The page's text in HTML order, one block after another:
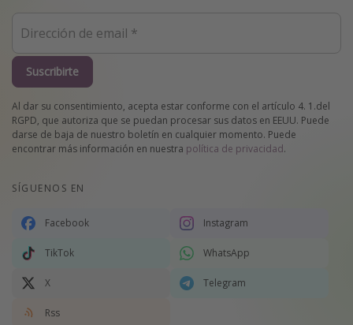
Suscribirte
Al dar su consentimiento, acepta estar conforme con el artículo 4. 1.del
RGPD, que autoriza que se puedan procesar sus datos en EEUU. Puede
darse de baja de nuestro boletín en cualquier momento. Puede
encontrar más información en nuestra política de privacidad.
SÍGUENOS EN
Facebook Instagram
TikTok WhatsApp
X Telegram
Rss